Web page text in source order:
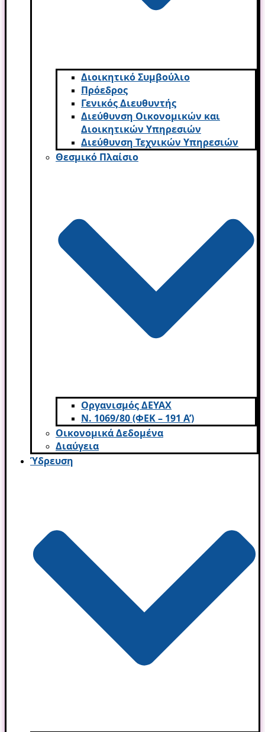
Διοικητικό Συμβούλιο
Πρόεδρος
Γενικός Διευθυντής
Διεύθυνση Οικονομικών και
Διοικητικών Υπηρεσι­ών
Διεύθυνση Τεχνικών Υπηρεσιών
Θεσμικό Πλαίσιο
Οργανισμός ΔΕΥΑΧ
Ν. 1069/80 (ΦΕΚ – 191 Α’)
Οικονομικά Δεδομένα
Διαύγεια
Ύδρευση